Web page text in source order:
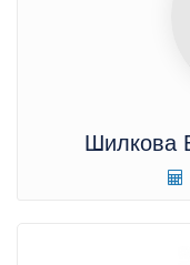
Шилкова